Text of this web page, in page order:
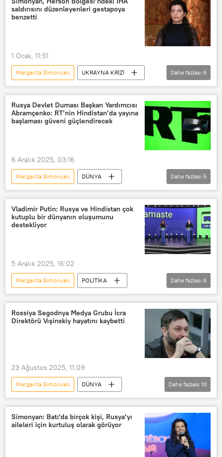
Abraham Lincoln
John F. Kennedy
saldırısını düzenleyenleri gestapoya
benzetti
1 Ocak, 11:51
Margarita Simonyan
UKRAYNA KRİZİ
Rusya
Herson
Ukrayna
İnsansız Hava Aracı (İHA)
Terör saldırısı
Gestapo
Daha fazlası 6
Rusya Devlet Duması Başkan Yardımcısı
Abramçenko: RT’nin Hindistan’da yayına
başlaması güveni güçlendirecek
6 Aralık 2025, 03:16
Margarita Simonyan
DÜNYA
Viktoriya Abramçenko
Rusya
Russia Today (RT)
Rusya Devlet Duması
Hindistan
Daha fazlası 5
Vladimir Putin: Rusya ve Hindistan çok
kutuplu bir dünyanın oluşumunu
destekliyor
5 Aralık 2025, 16:02
Margarita Simonyan
POLİTİKA
Vladimir Putin
Rusya
Russia Today (RT)
Şanghay İşbirliği Örgütü (ŞİÖ)
Daha fazlası 6
Rossiya Segodnya Medya Grubu İcra
Direktörü Vışinskiy hayatını kaybetti
23 Ağustos 2025, 11:09
Margarita Simonyan
DÜNYA
Rusya
Rossiya Segodnya Uluslararası Haber Ajansı
Rossiya Segondya
Kirill Vışinskiy
Daha fazlası 10
Simonyan: Batı'da birçok kişi, Rusya'yı
aileleri için kurtuluş olarak görüyor